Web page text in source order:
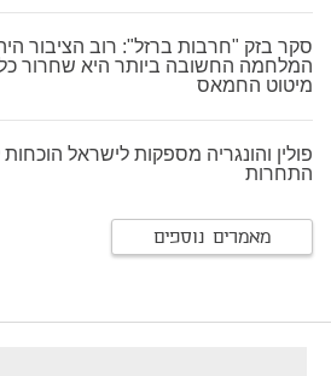
סקר בזק "חרבות ברזל": רוב הציבור
המלחמה החשובה ביותר היא שחרור
מיטוט החמאס
פולין והונגריה מספקות לישראל
התחרות
מאמרים נוספים